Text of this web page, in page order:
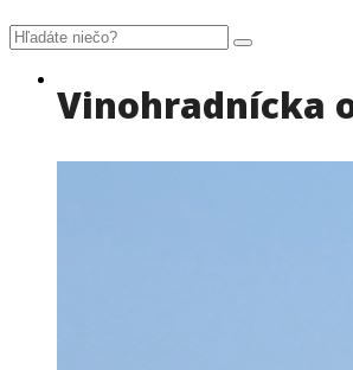
Vinohradnícka